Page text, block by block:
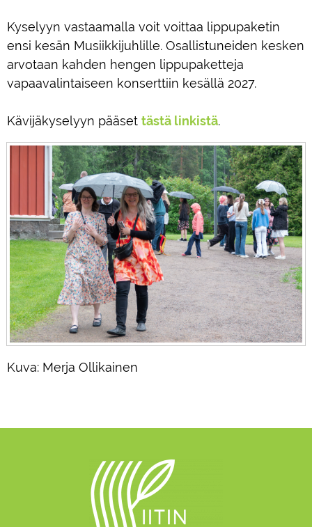
Kyselyyn vastaamalla voit voittaa lippupaketin
ensi kesän Musiikkijuhlille. Osallistuneiden kesken
arvotaan kahden hengen lippupaketteja
vapaavalintaiseen konserttiin kesällä 2027.
Kävijäkyselyyn pääset tästä linkistä.
Kuva: Merja Ollikainen